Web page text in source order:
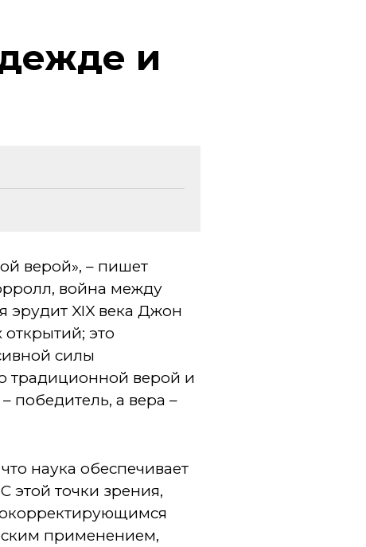
и
верой», – пишет
война между
эрудит XIX века Джон
это
силы
традиционной верой и
победитель, а вера –
наука обеспечивает
этой точки зрения,
применением,